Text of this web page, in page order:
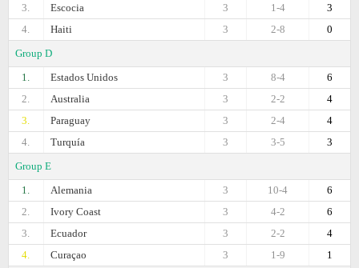
3.
Escocia 3
1-4
3
4.
Haiti 0
2-8
3
Group D
1.
Estados Unidos 6
8-4
3
2.
Australia 4
2-2
3
3.
Paraguay 4
2-4
3
4.
Turquía 3
3-5
3
Group E
1.
Alemania 6
10-4
3
2.
Ivory Coast 6
4-2
3
3.
Ecuador 4
2-2
3
4.
Curaçao 1
1-9
3